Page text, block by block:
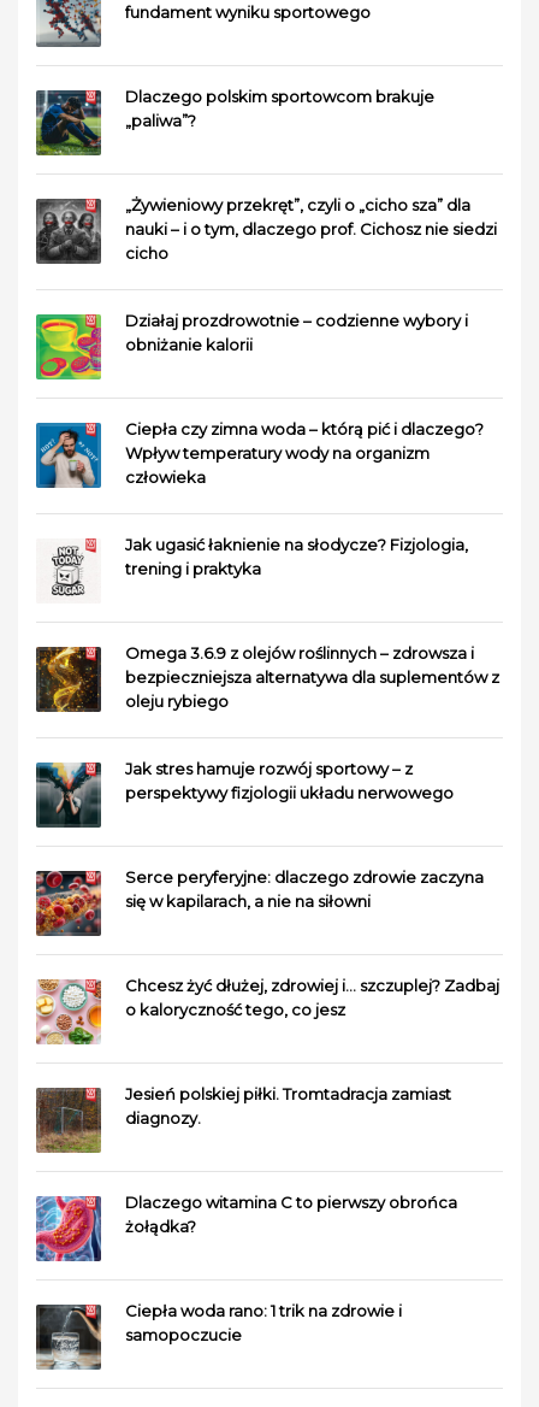
fundament wyniku sportowego
Dlaczego polskim sportowcom brakuje
„paliwa”?
„Żywieniowy przekręt”, czyli o „cicho sza” dla
nauki – i o tym, dlaczego prof. Cichosz nie siedzi
cicho
Działaj prozdrowotnie – codzienne wybory i
obniżanie kalorii
Ciepła czy zimna woda – którą pić i dlaczego?
Wpływ temperatury wody na organizm
człowieka
Jak ugasić łaknienie na słodycze? Fizjologia,
trening i praktyka
Omega 3.6.9 z olejów roślinnych – zdrowsza i
bezpieczniejsza alternatywa dla suplementów z
oleju rybiego
Jak stres hamuje rozwój sportowy – z
perspektywy fizjologii układu nerwowego
Serce peryferyjne: dlaczego zdrowie zaczyna
się w kapilarach, a nie na siłowni
Chcesz żyć dłużej, zdrowiej i… szczuplej? Zadbaj
o kaloryczność tego, co jesz
Jesień polskiej piłki. Tromtadracja zamiast
diagnozy.
Dlaczego witamina C to pierwszy obrońca
żołądka?
Ciepła woda rano: 1 trik na zdrowie i
samopoczucie